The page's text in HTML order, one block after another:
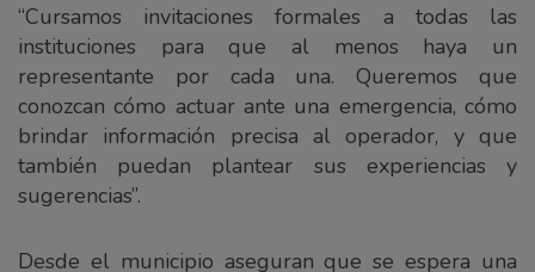
“Cursamos invitaciones formales a todas las
instituciones para que al menos haya un
representante por cada una. Queremos que
conozcan cómo actuar ante una emergencia, cómo
brindar información precisa al operador, y que
también puedan plantear sus experiencias y
sugerencias”.
Desde el municipio aseguran que se espera una